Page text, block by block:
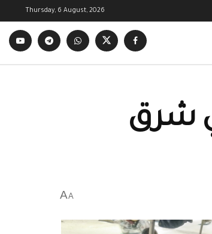
Thursday, 6 August, 2026
شرق
A
A